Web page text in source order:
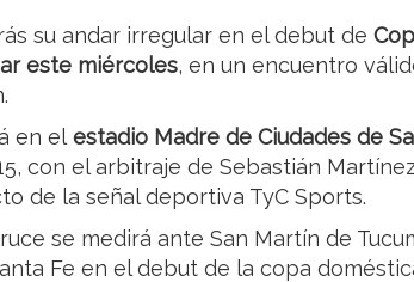
su andar irregular en el debut de
este miércoles, en un encuentro
en el estadio Madre de Ciudades de
con el arbitraje de Sebastián
de la señal deportiva TyC Sports.
se medirá ante San Martín de
Fe en el debut de la copa